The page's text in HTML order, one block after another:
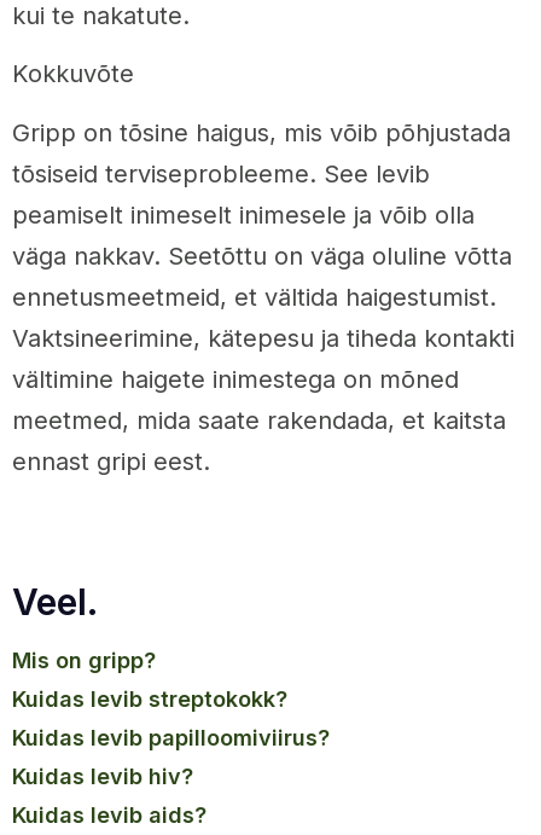
kui te nakatute.
Kokkuvõte
Gripp on tõsine haigus, mis võib põhjustada
tõsiseid terviseprobleeme. See levib
peamiselt inimeselt inimesele ja võib olla
väga nakkav. Seetõttu on väga oluline võtta
ennetusmeetmeid, et vältida haigestumist.
Vaktsineerimine, kätepesu ja tiheda kontakti
vältimine haigete inimestega on mõned
meetmed, mida saate rakendada, et kaitsta
ennast gripi eest.
Veel.
mis on gripp?
kuidas levib streptokokk?
kuidas levib papilloomiviirus?
kuidas levib hiv?
kuidas levib aids?